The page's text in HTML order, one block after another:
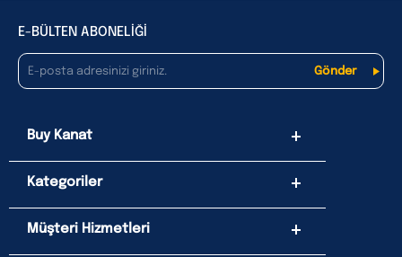
E-BÜLTEN ABONELİĞİ
Buy Kanat
Kategoriler
Müşteri Hizmetleri